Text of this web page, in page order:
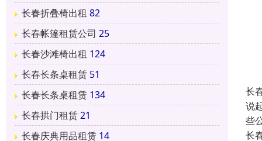
长春折叠椅出租 82
长春帐篷租赁公司 25
长春沙滩椅出租 124
长春长条桌租赁 51
长春长条桌租赁 134
长春拱门租赁21
长春庆典用品租赁 14
长
说
些
长